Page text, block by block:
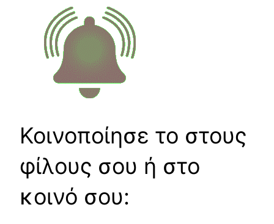
Κοινοποίησε το στους
φίλους σου ή στο
κοινό σου: